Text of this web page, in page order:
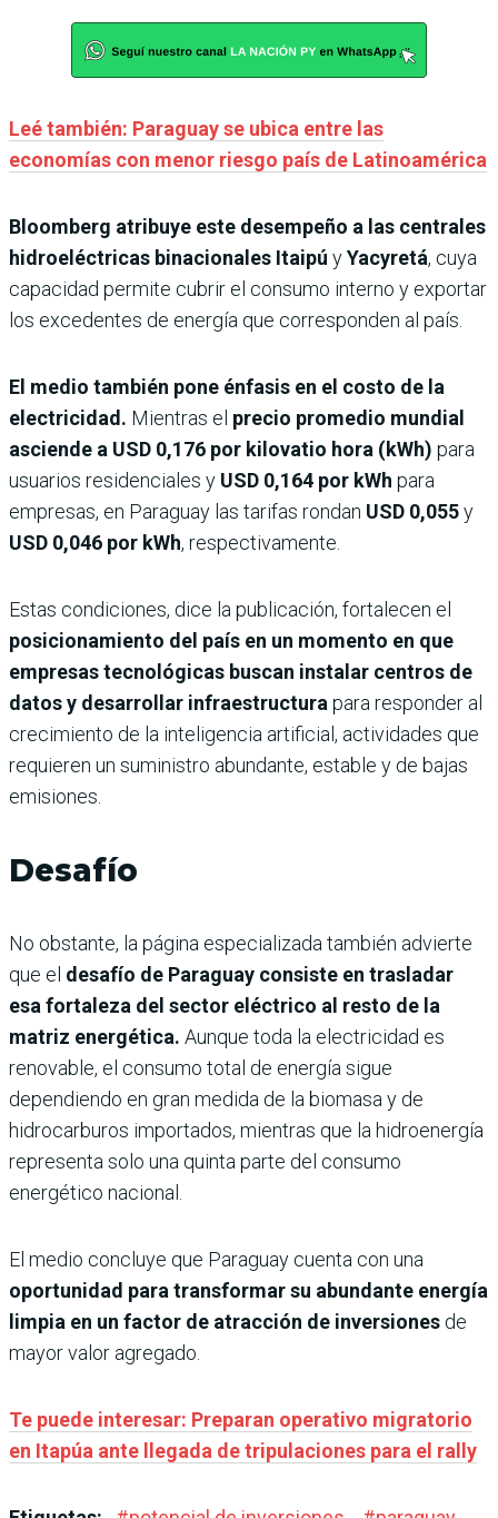
Leé también: Paraguay se ubica entre las
economías con menor riesgo país de Latinoamérica
Bloomberg atribuye este desempeño a las centrales
hidroeléctricas binacionales Itaipú yYacyretá, cuya
capacidad permite cubrir el consumo interno y exportar
los excedentes de energía que corresponden al país.
El medio también pone énfasis en el costo de la
electricidad. Mientras el precio promedio mundial
asciende a USD 0,176 por kilovatio hora (kWh) para
usuarios residenciales y USD 0,164 por kWh para
empresas, en Paraguay las tarifas rondan USD 0,055y
USD 0,046 por kWh, respectivamente.
Estas condiciones, dice la publicación, fortalecen el
posicionamiento del país en un momento en que
empresas tecnológicas buscan instalar centros de
datos y desarrollar infraestructura para responder al
crecimiento de la inteligencia artificial, actividades que
requieren un suministro abundante, estable y de bajas
emisiones.
Desafío
No obstante, la página especializada también advierte
que el desafío de Paraguay consiste en trasladar
esa fortaleza del sector eléctrico al resto de la
matriz energética. Aunque toda la electricidad es
renovable, el consumo total de energía sigue
dependiendo en gran medida de la biomasa y de
hidrocarburos importados, mientras que la hidroenergía
representa solo una quinta parte del consumo
energético nacional.
El medio concluye que Paraguay cuenta con una
oportunidad para transformar su abundante energía
limpia en un factor de atracción de inversiones de
mayor valor agregado.
Te puede interesar: Preparan operativo migratorio
en Itapúa ante llegada de tripulaciones para el rally